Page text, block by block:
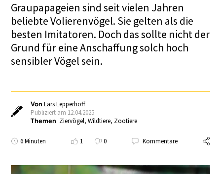
Graupapageien sind seit vielen Jahren
beliebte Volierenvögel. Sie gelten als die
besten Imitatoren. Doch das sollte nicht der
Grund für eine Anschaffung solch hoch
sensibler Vögel sein.
VonLars Lepperhoff
Publiziert am 12.04.2025
Themen Ziervögel,Wildtiere, Zootiere
6 Minuten 1 0 Kommentare